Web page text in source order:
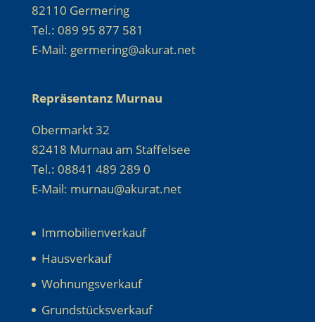
82110 Germering
Tel.: 089 95 877 581
E-Mail: germering@akurat.net
Repräsentanz Murnau
Obermarkt 32
82418 Murnau am Staffelsee
Tel.: 08841 489 289 0
E-Mail: murnau@akurat.net
Immobilienverkauf
Hausverkauf
Wohnungsverkauf
Grundstücksverkauf